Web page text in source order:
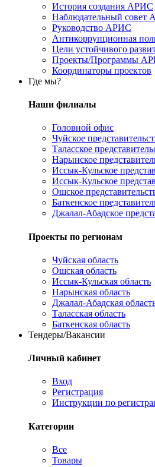
История создания АРИС
Наблюдательный совет
Руководство АРИС
Антикоррупционная
Цели устойчивого
Проекты/Программы
Координаторы проектов
Где мы?
Наши филиалы
Головной офис
Чуйское
Таласское
Нарынское
Иссык-Кульское
Иссык-Кульское
Ошское
Баткенское
Джалал-Абадское
Проекты по регионам
Чуйская область
Ошская область
Иссык-Кульская область
Нарынская область
Джалал-Абадская
Таласская область
Баткенская область
Тендеры/Вакансии
Личный кабинет
Вход
Регистрация
Инструкции по
Категории
Все
Товары